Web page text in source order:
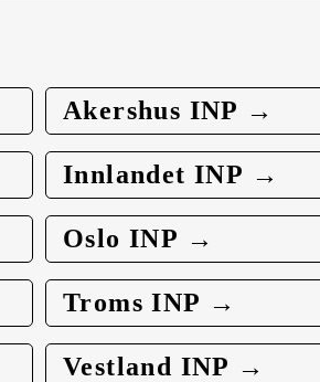
Akershus INP →
Innlandet INP →
Oslo INP →
Troms INP →
Vestland INP →